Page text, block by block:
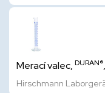
Merací valec, DURAN®
Hirschmann